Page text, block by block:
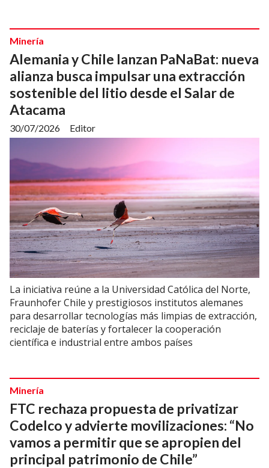
Alemania y Chile lanzan PaNaBat: nueva
alianza busca impulsar una extracción
sostenible del litio desde el Salar de
Atacama
Editor
Minería
30/07/2026
La iniciativa reúne a la Universidad Católica del Norte,
Fraunhofer Chile y prestigiosos institutos alemanes
para desarrollar tecnologías más limpias de extracción,
reciclaje de baterías y fortalecer la cooperación
científica e industrial entre ambos países
FTC rechaza propuesta de privatizar
Codelco y advierte movilizaciones: “No
vamos a permitir que se apropien del
principal patrimonio de Chile”
Minería